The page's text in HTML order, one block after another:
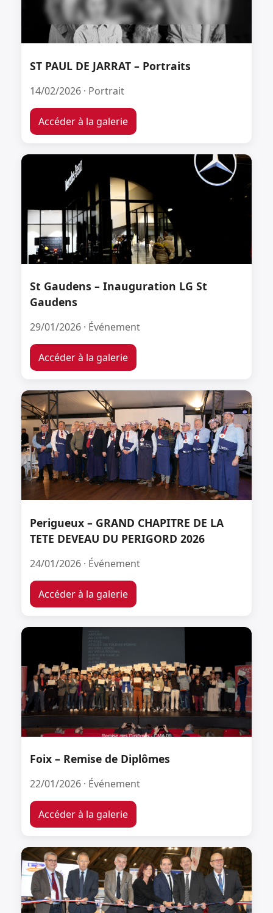
ST PAUL DE JARRAT – Portraits
14/02/2026 · Portrait
Accéder à la galerie
St Gaudens – Inauguration LG St
Gaudens
29/01/2026 · Événement
Accéder à la galerie
Perigueux – GRAND CHAPITRE DE LA
TETE DEVEAU DU PERIGORD 2026
24/01/2026 · Événement
Accéder à la galerie
Foix – Remise de Diplômes
22/01/2026 · Événement
Accéder à la galerie